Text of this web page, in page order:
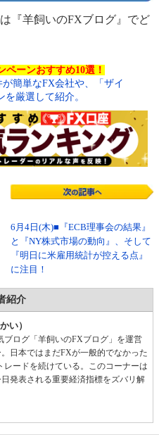
『羊飼いのFXブログ』でど
ペーンおすすめ10選！
簡単なFX会社や、「ザイ
厳選して紹介。
6月4日(木)■『ECB理事会の結果』
と『NY株式市場の動向』、そして
『明日に米雇用統計が控える点』
に注目！
紹介
い）
ブログ「羊飼いのFXブログ」を運営
日本ではまだFXが一般的でなかった
レードを続けている。このコーナーは
発表される重要経済指標をズバリ解